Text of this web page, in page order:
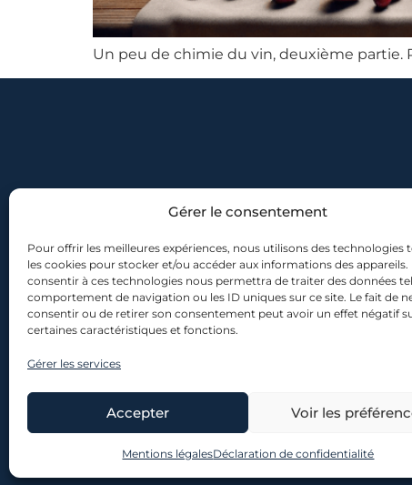
Gérer le consentement
Pour offrir les meilleures expériences, nous utilisons des technologies
les cookies pour stocker et/ou accéder aux informations des appareils.
consentir à ces technologies nous permettra de traiter des données
comportement de navigation ou les ID uniques sur ce site. Le fait de
consentir ou de retirer son consentement peut avoir un effet négatif
certaines caractéristiques et fonctions.
Gérer les services
Accepter Voir les
Mentions légalesDéclaration de confidentialité
Un peu de chimie du vin, deuxième partie.
© 2026 lescanons.co –